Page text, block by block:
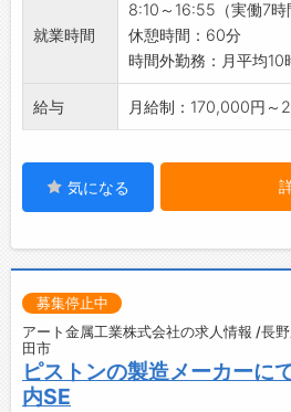
【職場の雰囲気・社風
2021春新しい社屋が完
就業時間
8:10～16:55（実働7時
休憩時間：60分
時間外勤務：月平均10
給与 月給制：170,000円～
気になる
募集停止中
アート金属工業株式会社の求人情報 /長
田市
ピストンの製造メーカーに
内SE